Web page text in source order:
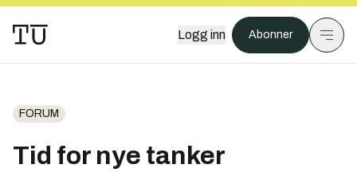
Logg inn Abonner
FORUM
Tid for nye tanker